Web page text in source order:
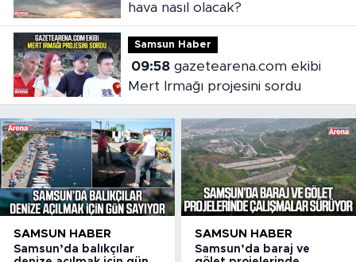
hava nasıl olacak?
Samsun Haber
09:58gazetearena.com ekibi
Mert Irmağı projesini sordu
SAMSUN HABER
Samsun’da balıkçılar
SAMSUN HABER
Samsun’da baraj ve